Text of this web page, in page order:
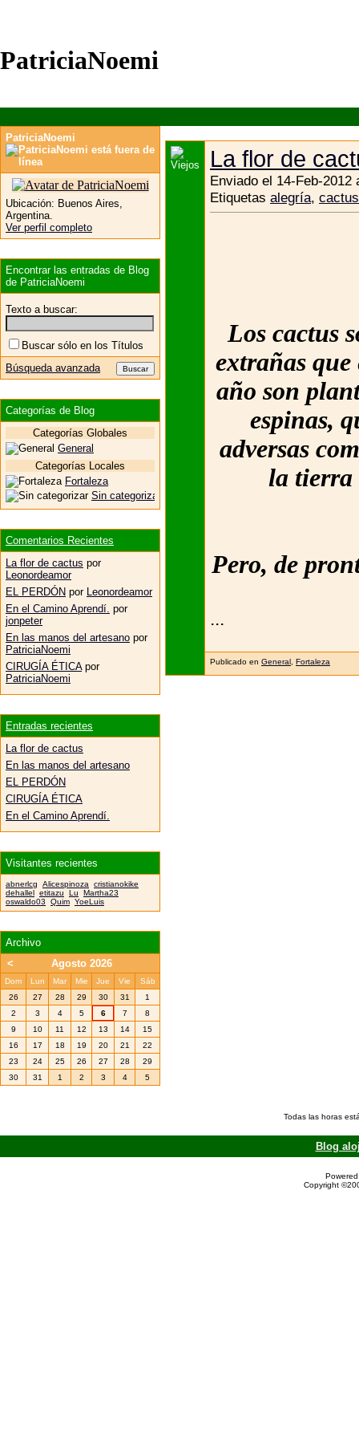
PatriciaNoemi
La flor de
Enviado el 14-Feb-
Etiquetas alegría, cactus
Los cactus
extrañas
año son
espinas,
adversas
la tierra
Pero, de
...
Publicado en General Fortaleza
PatriciaNoemi
Ubicación: Buenos Aires,
Argentina.
Ver perfil completo
Encontrar las entradas de Blog
de PatriciaNoemi
Texto a buscar:
Buscar sólo en los Títulos
Búsqueda avanzada
Categorías de Blog
Categorías Globales
General
Categorías Locales
Fortaleza
Sin categorizar
Comentarios Recientes
La flor de cactus por
Leonordeamor
EL PERDÓN por
Leonordeamor
En el Camino Aprendí. por
jonpeter
En las manos del artesano por
PatriciaNoemi
CIRUGÍA ÉTICA por
PatriciaNoemi
Entradas recientes
La flor de cactus
En las manos del artesano
EL PERDÓN
CIRUGÍA ÉTICA
En el Camino Aprendí.
Visitantes recientes
abnerlcg Alicespinoza
cristianokike
dehallel etitazu Lu
Martha23
oswaldo03
Quim YoeLuis
Archivo
<
Agosto 2026
Dom Lun Mar Mie Jue Vie
Sáb
26
27 28 29 30 31
1
2
3 4 5 6 7
8
9
10 11 12 13 14
15
16
17 18 19 20 21
22
23
24 25 26 27 28
29
30
31 1 2 3 4 5
Todas las horas
Blog
Copyright